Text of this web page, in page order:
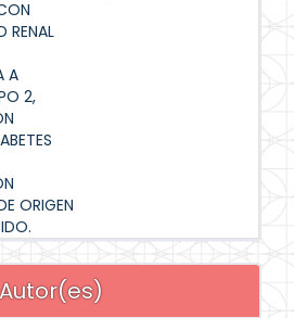
RENAL
A
2,
ORIGEN
Autor(es)